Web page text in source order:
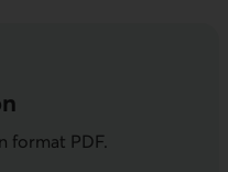
de la
format PDF.